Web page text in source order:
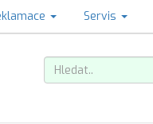
Servis